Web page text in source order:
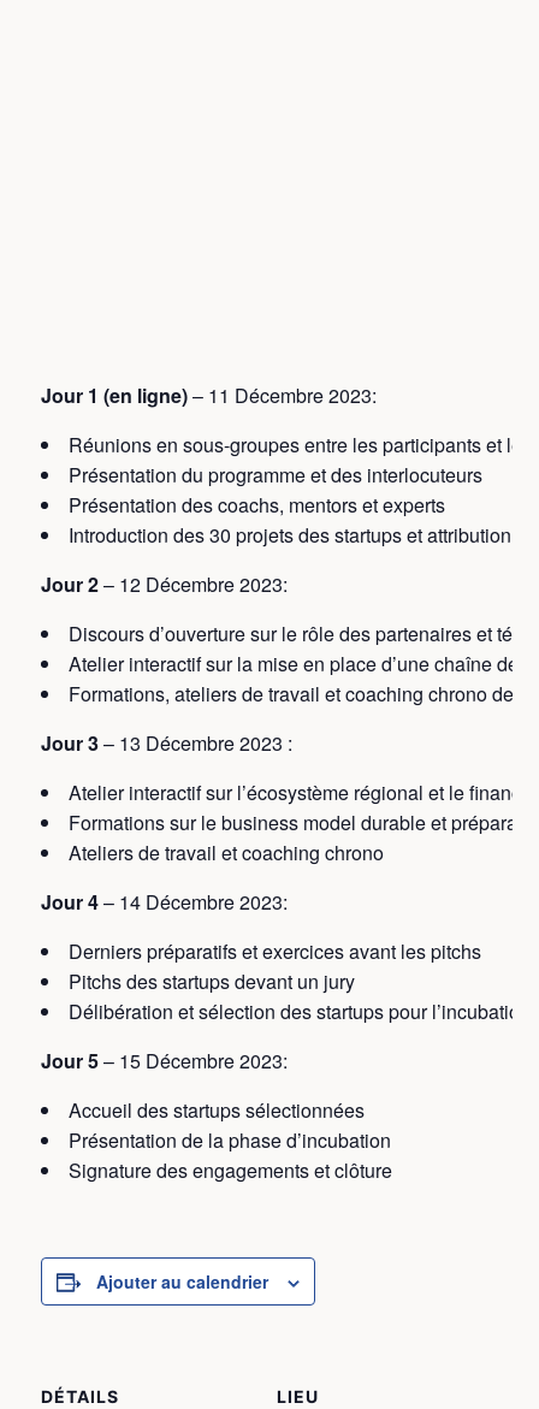
Jour 1 (en ligne)– 11 Décembre 2023:
Réunions en sous-groupes entre les participants et les
Présentation du programme et des interlocuteurs
Présentation des coachs, mentors et experts
Introduction des 30 projets des startups et attribution
Jour 2– 12 Décembre 2023:
Discours d’ouverture sur le rôle des partenaires et
Atelier interactif sur la mise en place d’une chaîne de
Formations, ateliers de travail et coaching chrono des
Jour 3– 13 Décembre 2023 :
Atelier interactif sur l’écosystème régional et le
Formations sur le business model durable et
Ateliers de travail et coaching chrono
Jour 4– 14 Décembre 2023:
Derniers préparatifs et exercices avant les pitchs
Pitchs des startups devant un jury
Délibération et sélection des startups pour l’incubation
Jour 5– 15 Décembre 2023:
Accueil des startups sélectionnées
Présentation de la phase d’incubation
Signature des engagements et clôture
Ajouter au calendrier
DÉTAILS LIEU